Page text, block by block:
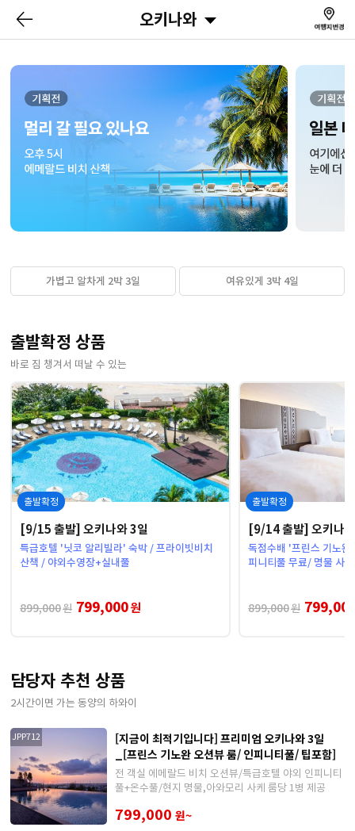
오키나와
가볍고 알차게 2박 3일 여유있게 3박 4일
출발확정 상품
바로 짐 챙겨서 떠날 수 있는
출발확정
[9/15 출발] 오키나와 3일
특급호텔 '닛코 알리빌라' 숙박 / 프라이빗비치
산책 / 야외수영장+실내풀
899,000원 799,000원
출발확정
[9/14 출발] 오키나
독점수배 '프린스 기노
피니티풀 무료/ 명물 사
899,000원
담당자 추천 상품
2시간이면 가는 동양의 하와이
JPP712
[지금이 최적기입니다] 프리미엄 오키나와 3일
_[프린스 기노완 오션뷰 룸/ 인피니티풀/ 팁포함]
전 객실 에메랄드 비치 오션뷰/특급호텔 야외 인피니티
풀+온수풀/현지 명물,아와모리 사케 룸당 1병 제공
799,000 원~